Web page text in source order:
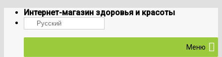
Skip
content
Интернет-магазин здоровья и красоты
Русский
Меню